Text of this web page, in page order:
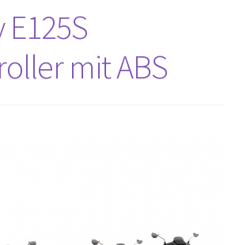
der Web Versionmit ABS